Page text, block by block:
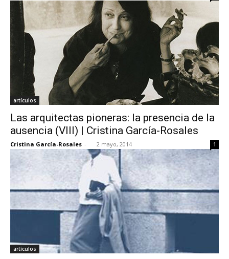
artículos
Las arquitectas pioneras: la presencia de la
ausencia (VIII) | Cristina García-Rosales
Cristina García-Rosales - 2 mayo, 2014 1
artículos